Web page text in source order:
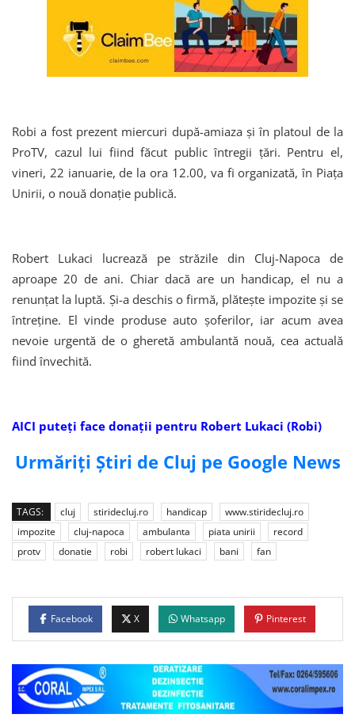
Robi a fost prezent miercuri după-amiaza și în platoul de la
ProTV, cazul lui fiind făcut public întregii țări. Pentru el,
vineri, 22 ianuarie, de la ora 12.00, va fi organizată, în Piața
Unirii, o nouă donație publică.
Robert Lukaci lucrează pe străzile din Cluj-Napoca de
aproape 20 de ani. Chiar dacă are un handicap, el nu a
renunțat la luptă. Și-a deschis o firmă, plătește impozite și se
întreține. El vinde produse auto șoferilor, iar acum avea
nevoie urgentă de o gheretă ambulantă nouă, cea actuală
fiind învechită.
AICI puteți face donații pentru Robert Lukaci (Robi)
Urmăriți Știri de Cluj pe Google News
TAGS: cluj stiridecluj.ro handicap
www.stiridecluj.ro
impozite
cluj-napoca ambulanta piata unirii
record
protv
donatie robi robert lukaci bani fan
Facebook X Whatsapp Pinterest